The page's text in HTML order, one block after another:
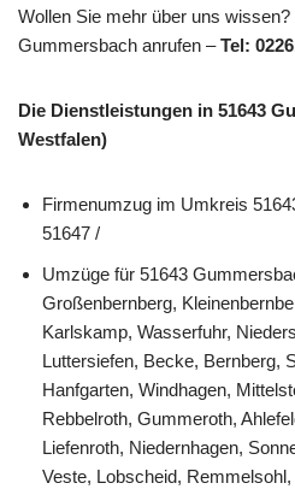
Wollen Sie mehr über uns
Gummersbach anrufen –Tel:
Die Dienstleistungen in 51643
Westfalen)
Firmenumzug im Umkreis
51647 /
Umzüge für 51643
Großenbernberg,
Karlskamp, Wasserfuhr,
Luttersiefen, Becke, Bernberg,
Hanfgarten, Windhagen,
Rebbelroth, Gummeroth,
Liefenroth, Niedernhagen,
Veste, Lobscheid,